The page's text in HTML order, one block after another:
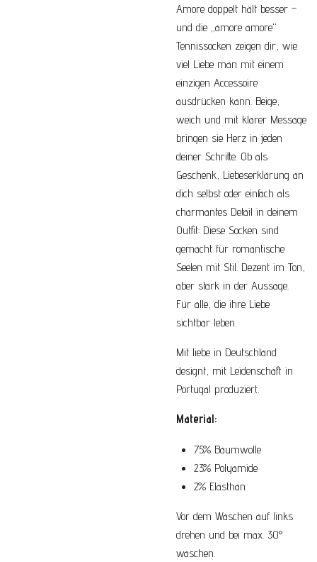
Amore doppelt hält besser –
und die „amore amore“
Tennissocken zeigen dir, wie
viel Liebe man mit einem
einzigen Accessoire
ausdrücken kann. Beige,
weich und mit klarer Message
bringen sie Herz in jeden
deiner Schritte. Ob als
Geschenk, Liebeserklärung an
dich selbst oder einfach als
charmantes Detail in deinem
Outfit: Diese Socken sind
gemacht für romantische
Seelen mit Stil. Dezent im Ton,
aber stark in der Aussage.
Für alle, die ihre Liebe
sichtbar leben.
Mit liebe in Deutschland
designt, mit Leidenschaft in
Portugal produziert.
Material:
75% Baumwolle
23% Polyamide
2% Elasthan
Vor dem Waschen auf links
drehen und bei max. 30°
waschen.